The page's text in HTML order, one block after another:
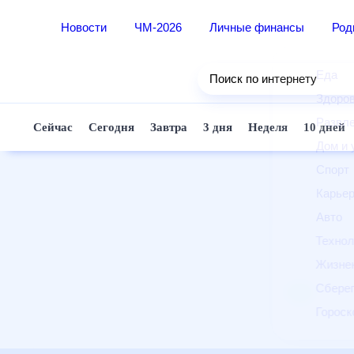
Новости ЧМ-2026 Личные финансы
Поиск по интернету
Сейчас Сегодня Завтра 3 дня Неделя 10